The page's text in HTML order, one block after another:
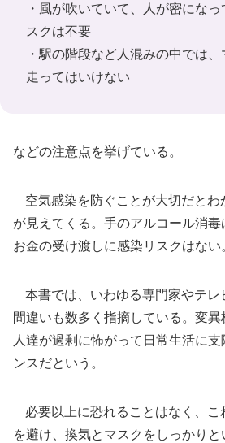
・風が吹いていて、人が密にな
スクは不要
・駅の階段など人混みの中では
走ってはいけない
などの注意点を挙げている。
空気感染を防ぐことが大切だとわ
が見えてくる。手のアルコール消
お金の受け渡しに感染リスクはない。
本書では、いわゆる専門家やテレ
間違いも数多く指摘している。変
人達が過剰に怖がって日常生活に
ンスだという。
必要以上に恐れることはなく、こ
を避け、換気とマスクをしっかり